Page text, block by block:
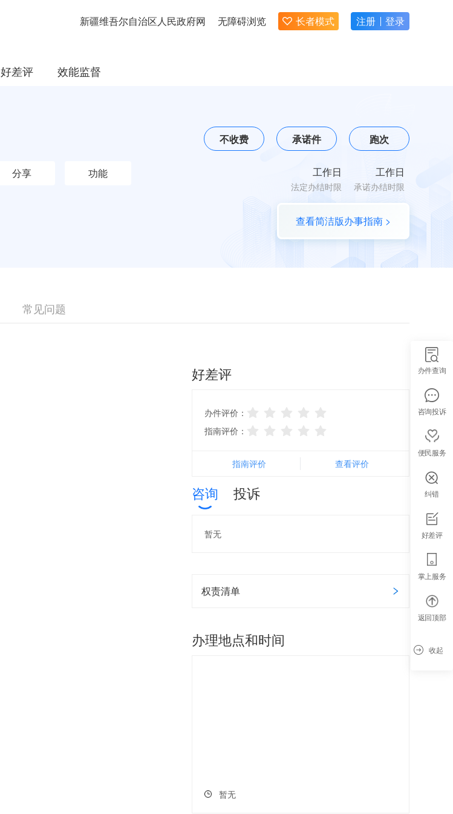
新疆维吾尔自治区人民政府网 无障碍浏览 长者模式 注册 登录
好差评 效能监督
智能导办
分享 功能
不收费 承诺件 跑次
工作日
法定办结时限
工作日
承诺办结时限
查看简洁版办事指南 >
常见问题
好差评
办件评价：
指南评价：
指南评价 查看评价
咨询 投诉
暂无
权责清单
办理地点和时间
暂无
办件查询
咨询投诉
便民服务
纠错
好差评
掌上服务
返回顶部
收起